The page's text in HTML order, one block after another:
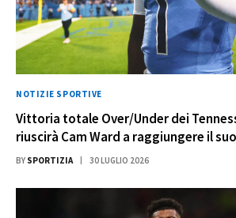
NOTIZIE SPORTIVE
Vittoria totale Over/Under dei
riuscirà Cam Ward a raggiungere il
BY SPORTIZIA 30 LUGLIO 2026